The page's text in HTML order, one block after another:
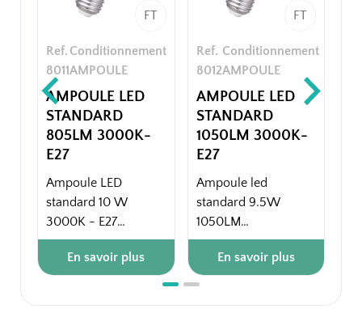
FT
Ref.
8011
Conditionnement
AMPOULE
AMPOULE LED
STANDARD
805LM 3000K-
E27
Ampoule LED
standard 10 W
3000K - E27
Emballage unitaire.
En savoir plus
FT
Ref.
8012
Conditionnement
AMPOULE
AMPOULE LED
STANDARD
1050LM 3000K-
E27
Ampoule led
standard 9.5W
1050LM
- 3000K - E27
Emballage unitaire.
En savoir plus